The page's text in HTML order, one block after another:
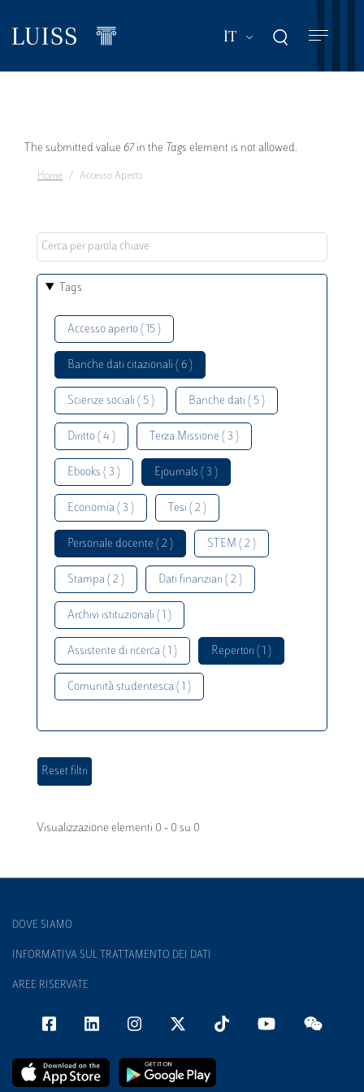
contenuto
IT Mostra ulteriori
Messaggio
di
The submitted value 67 in the Tags element is not allowed.
Home Accesso Aperto
Tags
Accesso aperto ( 15 )
Banche dati citazionali ( 6 )
Scienze sociali ( 5 ) Banche dati ( 5 )
Diritto ( 4 ) Terza Missione ( 3 )
Ebooks ( 3 ) Ejournals ( 3 )
Economia ( 3 ) Tesi ( 2 )
Personale docente ( 2 ) STEM ( 2 )
Stampa ( 2 ) Dati finanziari ( 2 )
Archivi istituzionali ( 1 )
Assistente di ricerca ( 1 ) Repertori ( 1 )
Comunità studentesca ( 1 )
Visualizzazione elementi 0 - 0 su 0
DOVE SIAMO
INFORMATIVA SUL TRATTAMENTO DEI DATI
AREE RISERVATE